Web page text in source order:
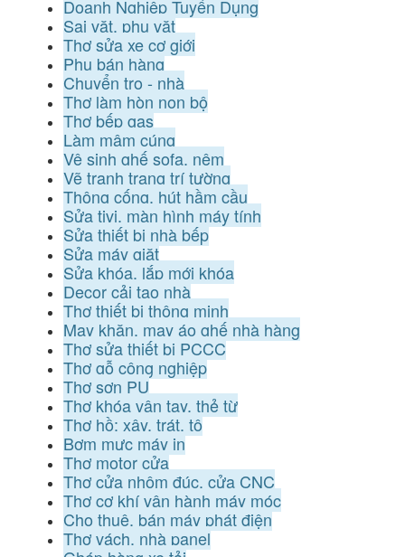
Doanh Nghiệp Tuyển Dụng
Sai vặt, phụ vặt
Thợ sửa xe cơ giới
Phụ bán hàng
Chuyển trọ - nhà
Thợ làm hòn non bộ
Thợ bếp gas
Làm mâm cúng
Vệ sinh ghế sofa, nệm
Vẽ tranh trang trí tường
Thông cống, hút hầm cầu
Sửa tivi, màn hình máy tính
Sửa thiết bị nhà bếp
Sửa máy giặt
Sửa khóa, lắp mới khóa
Decor cải tạo nhà
Thợ thiết bị thông minh
May khăn, may áo ghế nhà hàng
Thợ sửa thiết bị PCCC
Thợ gỗ công nghiệp
Thợ sơn PU
Thợ khóa vân tay, thẻ từ
Thợ hồ: xây, trát, tô
Bơm mực máy in
Thợ motor cửa
Thợ cửa nhôm đúc, cửa CNC
Thợ cơ khí vận hành máy móc
Cho thuê, bán máy phát điện
Thợ vách, nhà panel